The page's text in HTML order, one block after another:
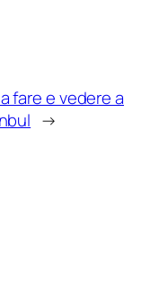
fare e vedere a
→